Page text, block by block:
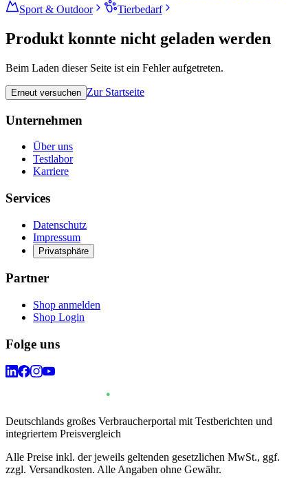
Sport & Outdoor
Tierbedarf
Produkt konnte nicht geladen werden
Beim Laden dieser Seite ist ein Fehler aufgetreten.
Erneut versuchen Zur Startseite
Unternehmen
Über uns
Testlabor
Karriere
Services
Datenschutz
Impressum
Privatsphäre
Partner
Shop anmelden
Shop Login
Folge uns
Deutschlands großes Verbraucherportal mit Testberichten und
integriertem Preisvergleich
Alle Preise inkl. der jeweils geltenden gesetzlichen MwSt., ggf.
zzgl. Versandkosten. Alle Angaben ohne Gewähr.